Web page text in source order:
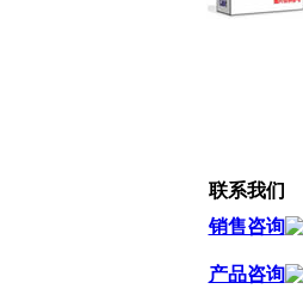
联系我们
销售咨询
产品咨询